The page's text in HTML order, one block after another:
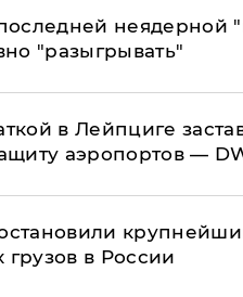
неядерной
"разыгрывать"
в Лейпциге
аэропортов —
в России